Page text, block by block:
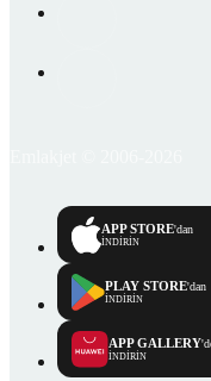
APP STORE'dan
İNDİRİN
PLAY STORE'dan
İNDİRİN
APP GALLERY
İNDİRİN